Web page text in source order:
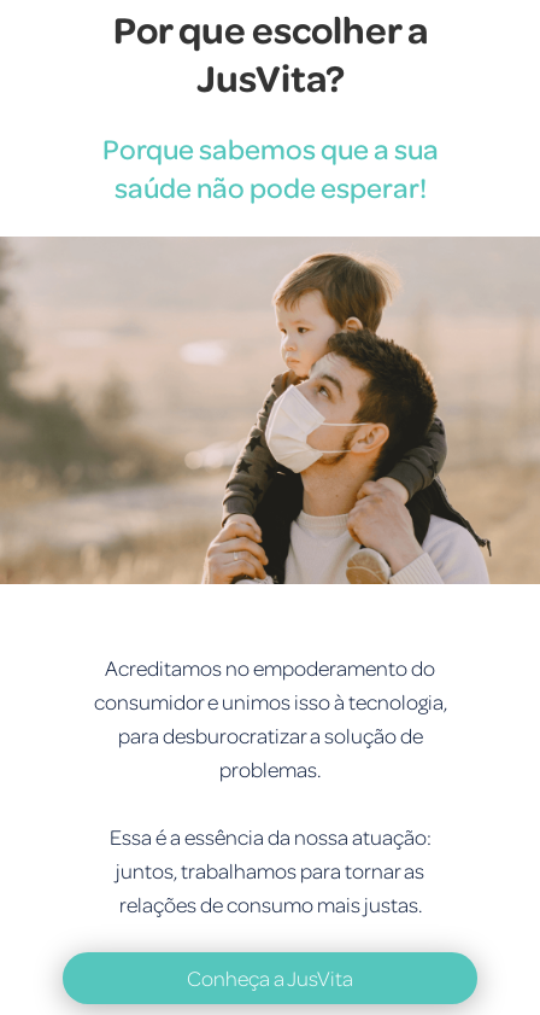
Por que escolher a
JusVita?
Porque sabemos que a sua
saúde não pode esperar!
Acreditamos no empoderamento do
consumidor e unimos isso à tecnologia,
para desburocratizar a solução de
problemas.
Essa é a essência da nossa atuação:
juntos, trabalhamos para tornar as
relações de consumo mais justas.
Conheça a JusVita